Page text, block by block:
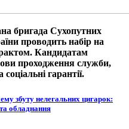
бригада Сухопутних
проводить набір на
Кандидатам
проходження служби,
гарантії.
збуту нелегальних цигарок:
обладнання